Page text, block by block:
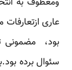
عاری
بود، مضمونی
سئوال برده